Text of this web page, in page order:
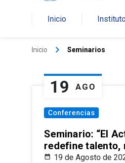
Inicio
Inicio keyboard_arrow_right Seminarios
19 AGO
Conferencias
Seminario: “El
redefine talento,
19 de Agosto de